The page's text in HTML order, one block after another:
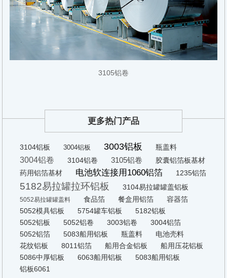
3105铝卷
更多热门产品
3104铝板 3004铝板 3003铝板 瓶盖料
3004铝卷 3104铝卷 3105铝卷
胶囊铝箔板基材
药用铝箔基材
电池软连接用1060铝箔 1235铝箔
5182易拉罐拉环铝板 3104易拉罐罐盖铝板
5052易拉罐罐盖料 食品箔 餐盒用铝箔
容器箔
5052模具铝板
5754罐车铝板
5182铝板
5052铝板
5052铝卷 3003铝卷
3004铝箔
5052铝箔
5083船用铝板 瓶盖料
电池壳料
花纹铝板
8011铝箔 船用合金铝板
船用压花铝板
5086中厚铝板
6063船用铝板
5083船用铝板
铝板6061